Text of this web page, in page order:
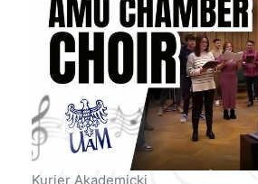
Kurier Akademicki